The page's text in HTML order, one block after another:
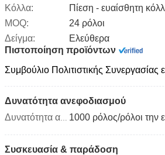
Κόλλα:
Πίεση - ευαίσθητη
MOQ:
24 ρόλοι
Δείγμα:
Ελεύθερα
Πιστοποίηση προϊόντων
Συμβούλιο Πολιτιστικής Συνεργασίας
Δυνατότητα ανεφοδιασμού
Δυνατότητα ανεφοδιασμού: 1000 ρόλος/ρόλοι την
Συσκευασία & παράδοση